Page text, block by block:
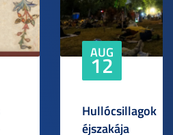
AUG
12
Hullócsillagok
éjszakája